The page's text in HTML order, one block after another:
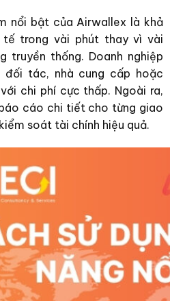
nổi bật của Airwallex là khả
tế trong vài phút thay vì vài
truyền thống. Doanh nghiệp
tác, nhà cung cấp hoặc
chi phí cực thấp. Ngoài ra,
cáo chi tiết cho từng giao
soát tài chính hiệu quả.